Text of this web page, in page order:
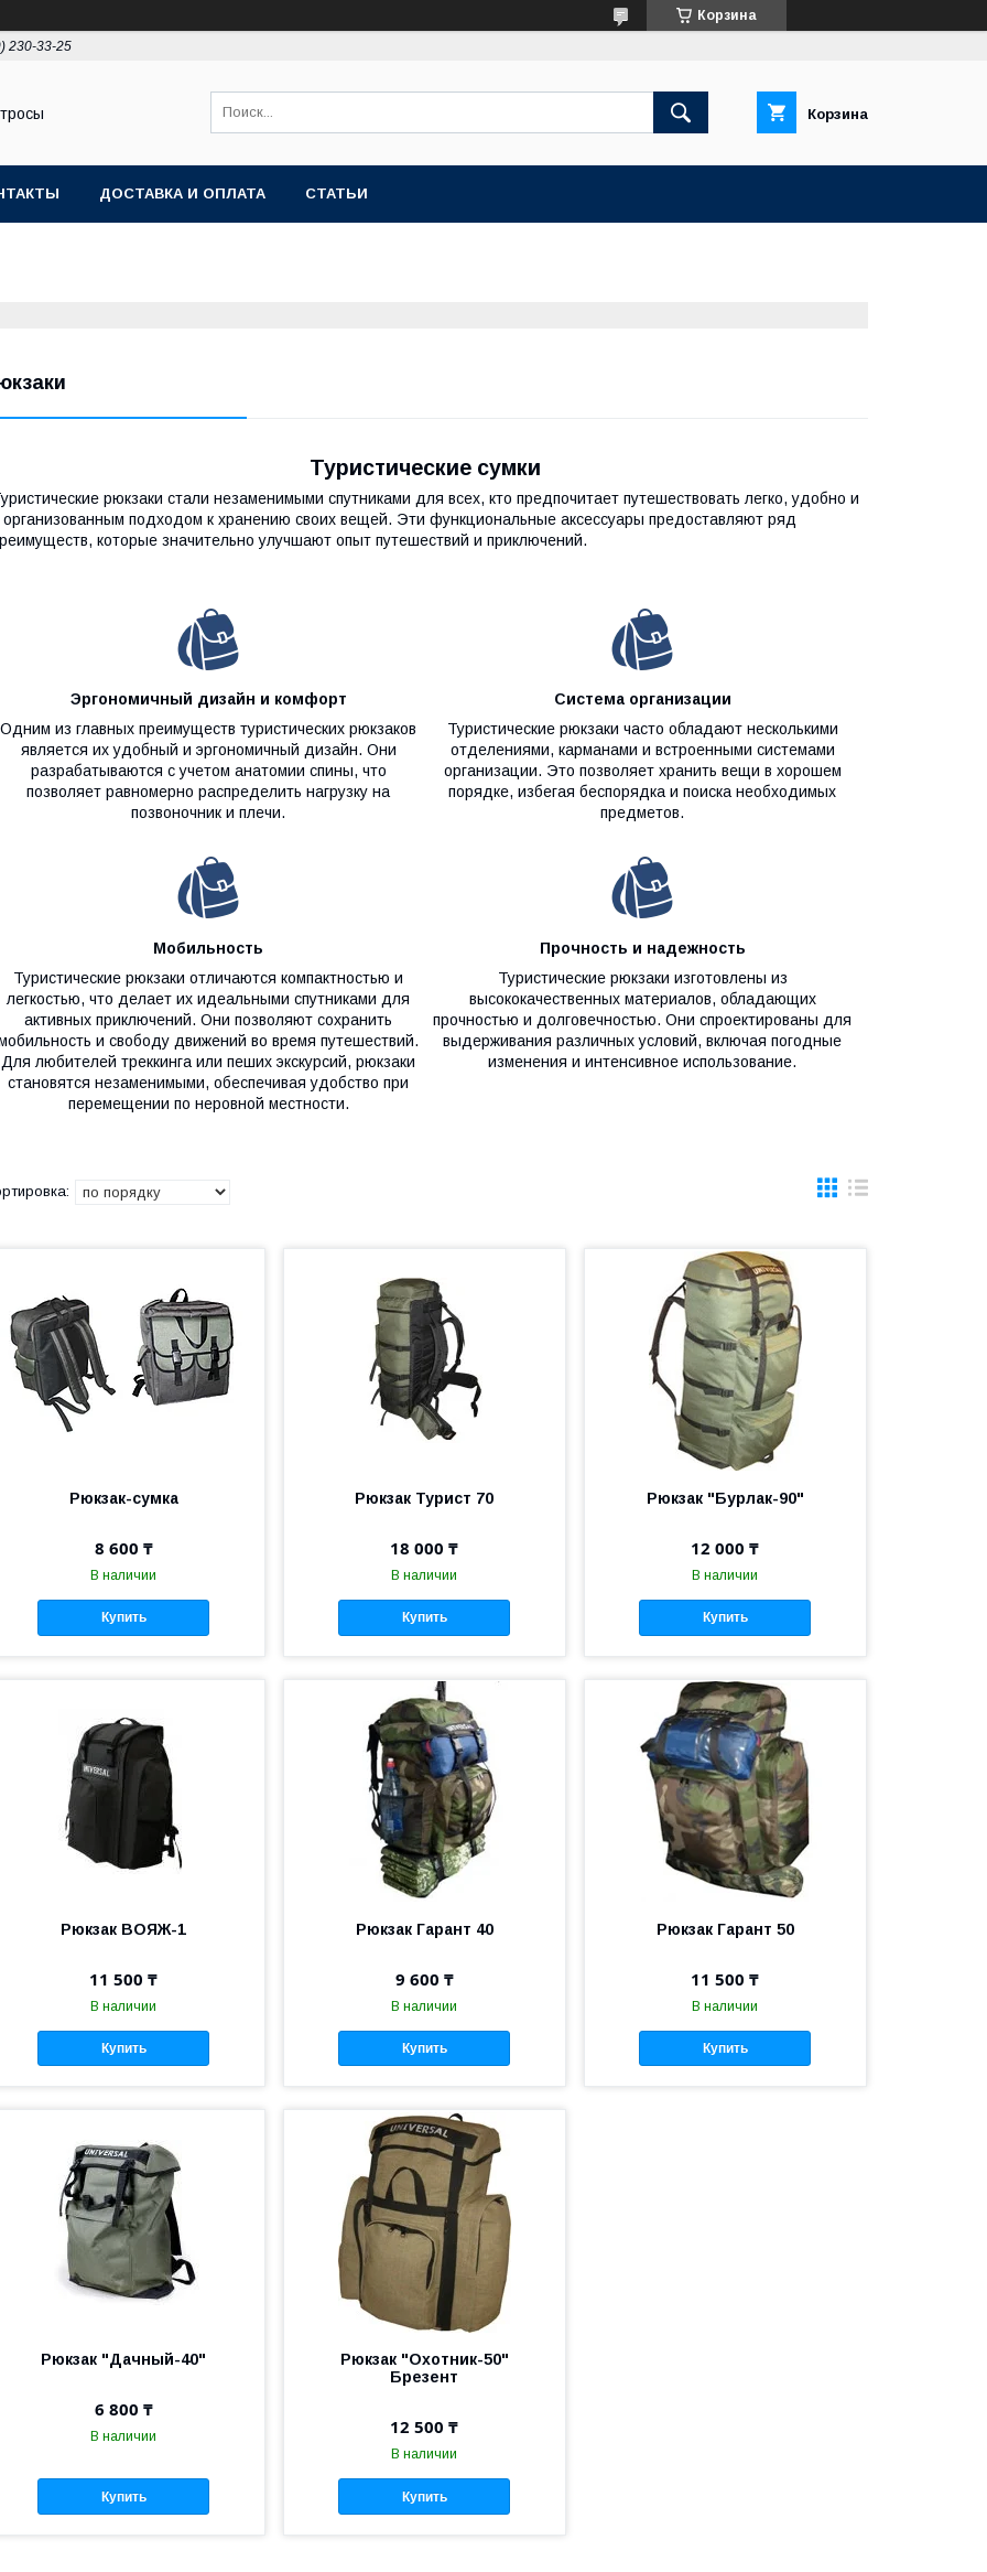
Корзина
230-33-25
Корзина
ДОСТАВКА И ОПЛАТА СТАТЬИ
Туристические сумки
рюкзаки стали незаменимыми спутниками для всех, кто предпочитает путешествовать легко, удобно и
организованным подходом к хранению своих вещей. Эти функциональные аксессуары предоставляют ряд
которые значительно улучшают опыт путешествий и приключений.
Эргономичный дизайн и комфорт
Одним из главных преимуществ туристических рюкзаков
является их удобный и эргономичный дизайн. Они
разрабатываются с учетом анатомии спины, что
позволяет равномерно распределить нагрузку на
позвоночник и плечи.
Система организации
Туристические рюкзаки часто обладают несколькими
отделениями, карманами и встроенными системами
организации. Это позволяет хранить вещи в хорошем
порядке, избегая беспорядка и поиска необходимых
предметов.
Мобильность
Туристические рюкзаки отличаются компактностью и
легкостью, что делает их идеальными спутниками для
активных приключений. Они позволяют сохранить
и свободу движений во время путешествий.
Для любителей треккинга или пеших экскурсий, рюкзаки
становятся незаменимыми, обеспечивая удобство при
перемещении по неровной местности.
Прочность и надежность
Туристические рюкзаки изготовлены из
высококачественных материалов, обладающих
прочностью и долговечностью. Они спроектированы для
выдерживания различных условий, включая погодные
изменения и интенсивное использование.
Рюкзак-сумка
8 600 ₸
В наличии
Купить
Рюкзак Турист 70
18 000 ₸
В наличии
Купить
Рюкзак "Бурлак-90"
12 000 ₸
В наличии
Купить
Рюкзак ВОЯЖ-1
11 500 ₸
В наличии
Купить
Рюкзак Гарант 40
9 600 ₸
В наличии
Купить
Рюкзак Гарант 50
11 500 ₸
В наличии
Купить
Рюкзак "Дачный-40"
6 800 ₸
В наличии
Купить
Рюкзак "Охотник-50"
Брезент
12 500 ₸
В наличии
Купить